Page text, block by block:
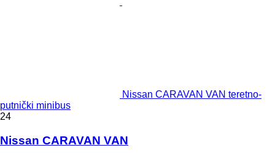
Nissan CARAVAN VAN teretno-
putnički minibus
24
Nissan CARAVAN VAN